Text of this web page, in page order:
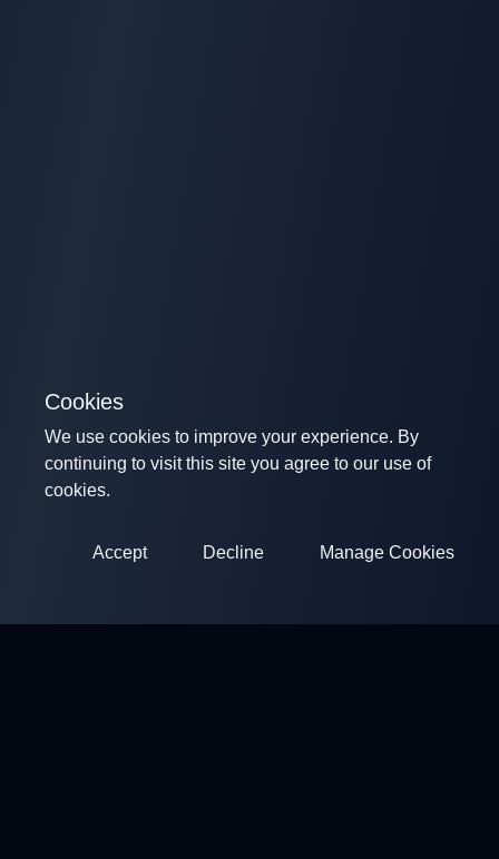
Cookies
We use cookies to improve your experience. By
continuing to visit this site you agree to our use of
cookies.
Accept Decline Manage Cookies